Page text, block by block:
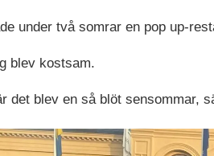
under två somrar en pop up-
blev kostsam.
det blev en så blöt sensommar,